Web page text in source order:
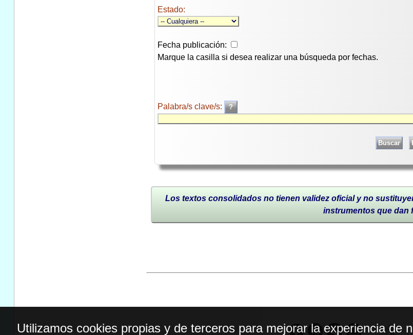
Estado:
Fecha publicación:
Marque la casilla si desea realizar una búsqueda por fechas.
Palabra/s clave/s:
Los textos consolidados no tienen validez oficial y no
instrumentos que dan
Utilizamos cookies propias y de terceros para mejorar la experiencia de